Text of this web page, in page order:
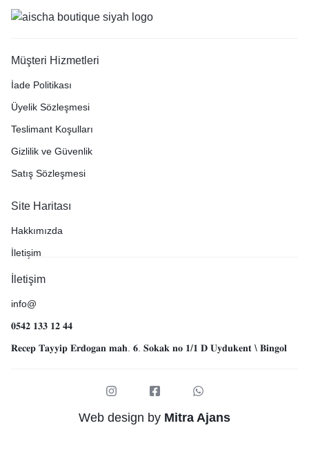
Müşteri Hizmetleri
İade Politikası
Üyelik Sözleşmesi
Teslimant Koşulları
Gizlilik ve Güvenlik
Satış Sözleşmesi
Site Haritası
Hakkımızda
İletişim
İletişim
info@
𝟎𝟓𝟒𝟐 𝟏𝟑𝟑 𝟏𝟐 𝟒𝟒
𝐑𝐞𝐜𝐞𝐩 𝐓𝐚𝐲𝐲𝐢𝐩 𝐄𝐫𝐝𝐨𝐠𝐚𝐧 𝐦𝐚𝐡. 𝟔. 𝐒𝐨𝐤𝐚𝐤 𝐧𝐨 𝟏/𝟏 𝐃 𝐔𝐲𝐝𝐮𝐤𝐞𝐧𝐭 \ 𝐁𝐢𝐧𝐠𝐨𝐥
Web design by Mitra Ajans